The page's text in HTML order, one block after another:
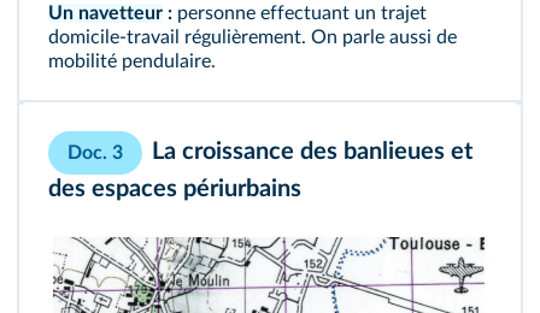
Un navetteur : personne effectuant un trajet
domicile-travail régulièrement. On parle aussi de
mobilité pendulaire.
Doc. 3
La croissance des banlieues et
des espaces périurbains